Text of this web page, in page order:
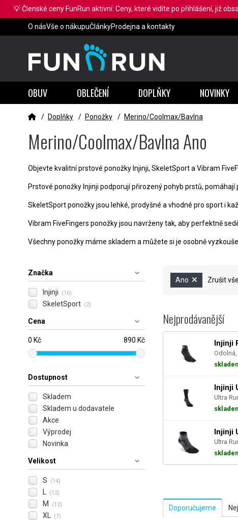
O násVše o nákupuČlánkyProdejna a kontakty
OBUV OBLEČENÍ DOPLŇKY NOVINKY
/ Doplňky / Ponožky / Merino/Coolmax/Bavlna
Merino/Coolmax/Bavlna Ano
Objevte kvalitní prstové ponožky Injinji, SkeletSport a Vibram
Prstové ponožky Injinji podporují přirozený pohyb prstů,
SkeletSport ponožky jsou lehké, prodyšné a vhodné pro sport i
Vibram FiveFingers ponožky jsou navrženy tak, aby perfektně
Všechny ponožky máme skladem a můžete si je osobně
Značka
Injinji (16)
SkeletSport (2)
Cena
0 Kč 890 Kč
Dostupnost
Skladem
Skladem u dodavatele
Akce
Výprodej
Novinka
Velikost
S (14)
L (12)
M (12)
XL (7)
Ano Zrušit
Nejprodávanější
Injinji
Injinji
Ultra
Injinji
Ultra
💡 Členské ceny FunRun aktivní: Ceny, které vidíte po přihlášení, již